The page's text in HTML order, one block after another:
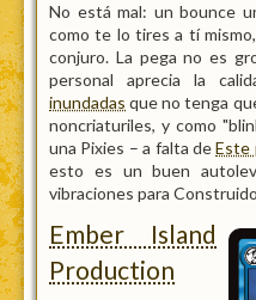
No está mal: un bounce
como te lo tires a tí
conjuro. La pega no es
personal aprecia la
inundadas que no tenga
noncriaturiles, y como
una Pixies – a falta deEste
esto es un buen
vibraciones para
Ember Island
Production